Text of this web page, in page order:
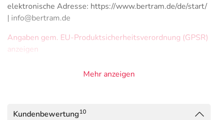
elektronische Adresse: https://www.bertram.de/de/start/
| info@bertram.de
Angaben gem. EU-Produktsicherheitsverordnung (GPSR)
anzeigen
Mehr anzeigen
Kundenbewertung10